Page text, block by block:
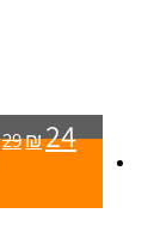
29₪24